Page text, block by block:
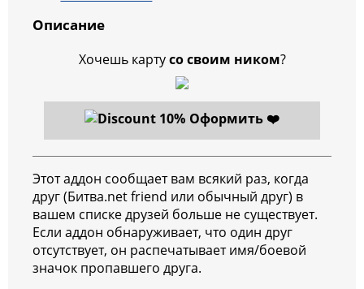
Описание
Хочешь картусо своим ником?
Оформить ❤️
Этот аддон сообщает вам всякий раз, когда
друг (Битва.net friend или обычный друг) в
вашем списке друзей больше не существует.
Если аддон обнаруживает, что один друг
отсутствует, он распечатывает имя/боевой
значок пропавшего друга.